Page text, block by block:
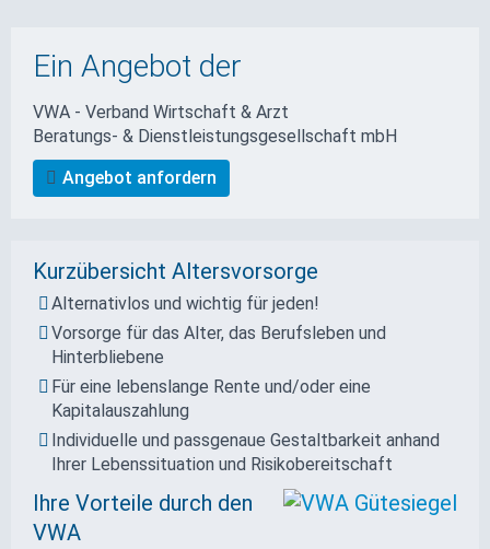
Ein Angebot der
VWA - Verband Wirtschaft & Arzt
Beratungs- & Dienstleistungs­gesellschaft mbH
Angebot anfordern
Kurzübersicht Altersvorsorge
Alternativlos und wichtig für jeden!
Vorsorge für das Alter, das Berufsleben und
Hinterbliebene
Für eine lebenslange Rente und/oder eine
Kapitalauszahlung
Individuelle und passgenaue Gestaltbarkeit anhand
Ihrer Lebenssituation und Risikobereitschaft
Ihre Vorteile durch den
VWA